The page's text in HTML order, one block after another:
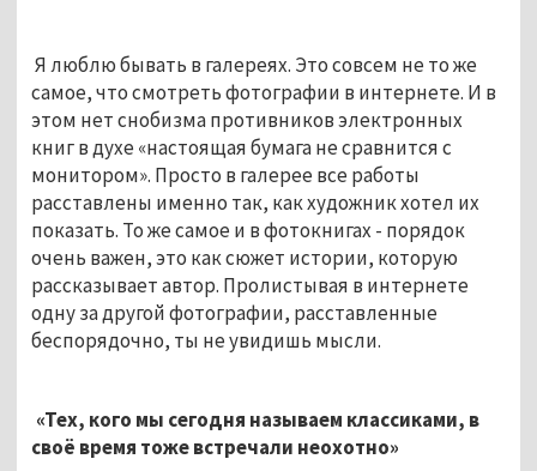
Я люблю бывать в галереях. Это совсем не то же
самое, что смотреть фотографии в интернете. И в
этом нет снобизма противников электронных
книг в духе «настоящая бумага не сравнится с
монитором». Просто в галерее все работы
расставлены именно так, как художник хотел их
показать. То же самое и в фотокнигах - порядок
очень важен, это как сюжет истории, которую
рассказывает автор. Пролистывая в интернете
одну за другой фотографии, расставленные
беспорядочно, ты не увидишь мысли.
«Тех, кого мы сегодня называем классиками, в
своё время тоже встречали неохотно»